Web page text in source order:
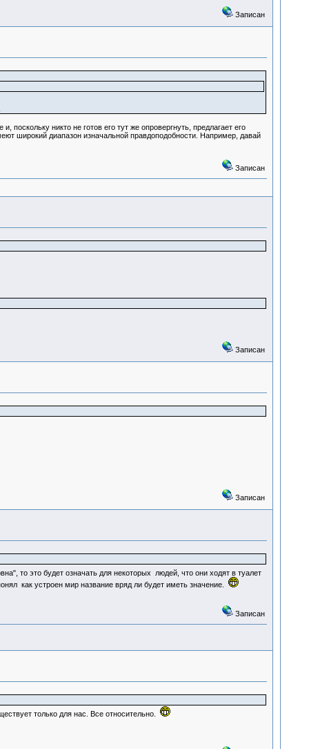
Записан
никто не готов его тут же опровергнуть, предлагает его
широкий диапазон изначальной правдоподобности. Например, давай
Записан
Записан
Записан
то это будет означать для некоторых людей, что они ходят в туалет
как устроен мир название вряд ли будет иметь значение.
Записан
только для нас. Все относительно.